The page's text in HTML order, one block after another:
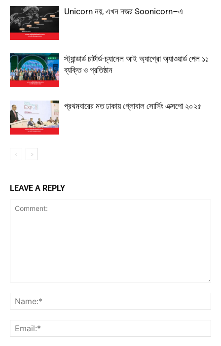
Unicorn নয়, এখন নজর Soonicorn–এ
স্ট্যান্ডার্ড চার্টার্ড-চ্যানেল আই অ্যাগ্রো অ্যাওয়ার্ড পেল ১১
ব্যক্তি ও প্রতিষ্ঠান
প্রথমবারের মত ঢাকায় গ্লোবাল সোর্সিং এক্সপো ২০২৫
LEAVE A REPLY